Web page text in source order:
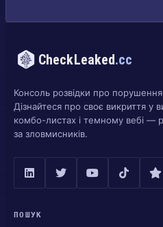
CheckLeaked.cc
Консоль розвідки про
Дізнайтеся про своє викриття у
комбо-листах і темному вебі —
за зловмисників.
ПОШУК